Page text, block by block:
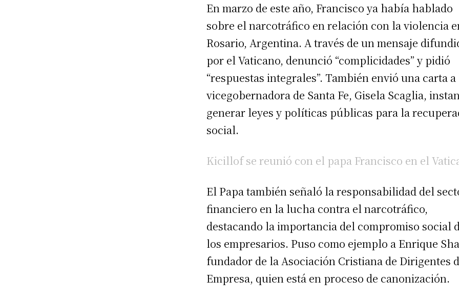
En marzo de este año, Francisco ya había hablado
sobre el narcotráfico en relación con la violencia
Rosario, Argentina. A través de un mensaje
por el Vaticano, denunció “complicidades” y pidió
“respuestas integrales”. También envió una carta
vicegobernadora de Santa Fe, Gisela Scaglia,
generar leyes y políticas públicas para la
social.
Kicillof se reunió con el papa Francisco en el
El Papa también señaló la responsabilidad del
financiero en la lucha contra el narcotráfico,
destacando la importancia del compromiso social
los empresarios. Puso como ejemplo a Enrique
fundador de la Asociación Cristiana de Dirigentes
Empresa, quien está en proceso de canonización.